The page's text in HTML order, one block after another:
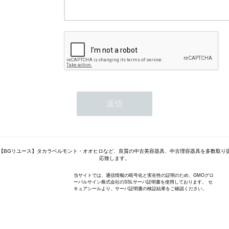
BGリユース】タカラベルモント・オオヒロなど、良質の中古美容器具、中古理容器具を多数取り
応致します。
当サイトでは、通信情報の暗号化と実在性の証明のため、GMOグロ
ーバルサイン株式会社のSSLサーバ証明書を使用しております。 セ
キュアシールより、サーバ証明書の検証結果をご確認ください。